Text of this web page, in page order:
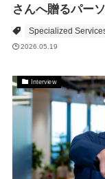
さんへ贈るパー
Specialized
2026.05.19
Interview